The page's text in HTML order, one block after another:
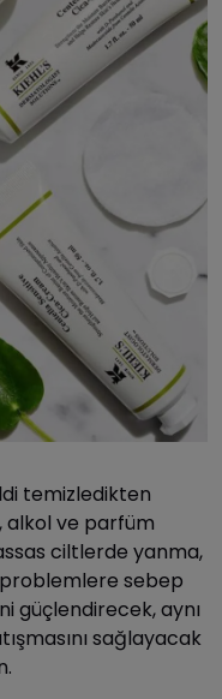
temizledikten
alkol ve parfüm
ciltlerde yanma,
sebep
güçlendirecek, aynı
sağlayacak